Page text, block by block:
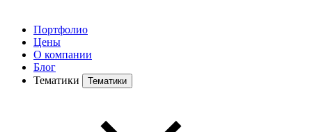
Портфолио
Цены
О компании
Блог
Тематики
Тематики